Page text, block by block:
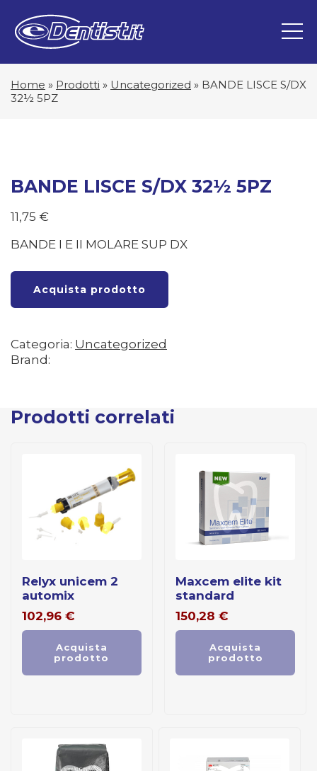
Home » Prodotti » Uncategorized » BANDE LISCE S/DX
32½ 5PZ
BANDE LISCE S/DX 32½ 5PZ
11,75 €
BANDE I E II MOLARE SUP DX
Acquista prodotto
Categoria: Uncategorized
Brand:
Prodotti correlati
relyx unicem 2
automix
102,96 €
Acquista
prodotto
maxcem elite kit
standard
150,28 €
Acquista
prodotto